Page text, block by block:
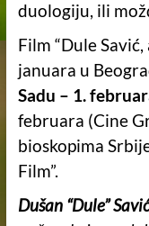
duologiju, ili
Film “Dule
januara u
Sadu – 1.
februara (Cine
bioskopima
Film”.
Dušan “Dule”